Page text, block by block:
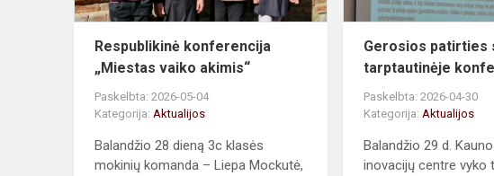
Respublikinė konferencija
„Miestas vaiko akimis“
Paskelbta: 2026-05-04
Kategorija: Aktualijos
Balandžio 28 dieną 3c klasės
mokinių komanda – Liepa Mockutė,
Gerosios patirties
tarptautinėje
Paskelbta: 2026-04-30
Kategorija:Aktualijos
Balandžio 29 d.
inovacijų centre vyko